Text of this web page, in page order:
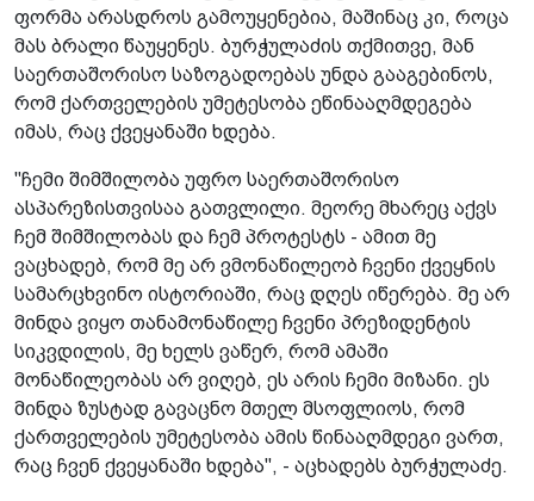
ფორმა არასდროს გამოუყენებია, მაშინაც კი, როცა
მას ბრალი წაუყენეს. ბურჭულაძის თქმითვე, მან
საერთაშორისო საზოგადოებას უნდა გააგებინოს,
რომ ქართველების უმეტესობა ეწინააღმდეგება
იმას, რაც ქვეყანაში ხდება.
"ჩემი შიმშილობა უფრო საერთაშორისო
ასპარეზისთვისაა გათვლილი. მეორე მხარეც აქვს
ჩემ შიმშილობას და ჩემ პროტესტს - ამით მე
ვაცხადებ, რომ მე არ ვმონაწილეობ ჩვენი ქვეყნის
სამარცხვინო ისტორიაში, რაც დღეს იწერება. მე არ
მინდა ვიყო თანამონაწილე ჩვენი პრეზიდენტის
სიკვდილის, მე ხელს ვაწერ, რომ ამაში
მონაწილეობას არ ვიღებ, ეს არის ჩემი მიზანი. ეს
მინდა ზუსტად გავაცნო მთელ მსოფლიოს, რომ
ქართველების უმეტესობა ამის წინააღმდეგი ვართ,
რაც ჩვენ ქვეყანაში ხდება", - აცხადებს ბურჭულაძე.